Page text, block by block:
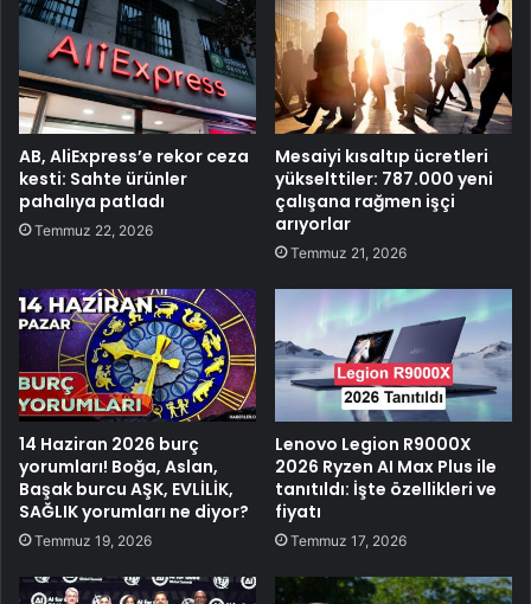
AB, AliExpress’e rekor ceza
kesti: Sahte ürünler
pahalıya patladı
Temmuz 22, 2026
Mesaiyi kısaltıp ücretleri
yükselttiler: 787.000 yeni
çalışana rağmen işçi
arıyorlar
Temmuz 21, 2026
14 Haziran 2026 burç
yorumları! Boğa, Aslan,
Başak burcu AŞK, EVLİLİK,
SAĞLIK yorumları ne diyor?
Temmuz 19, 2026
Lenovo Legion R9000X
2026 Ryzen AI Max Plus ile
tanıtıldı: İşte özellikleri ve
fiyatı
Temmuz 17, 2026